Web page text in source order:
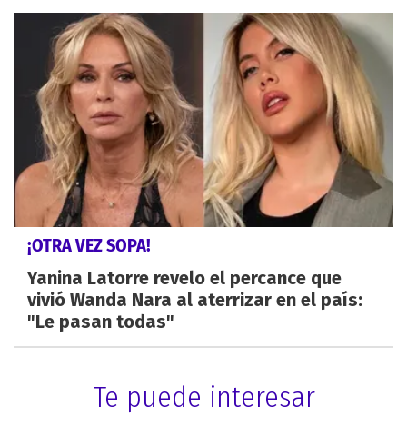
¡OTRA VEZ SOPA!
Yanina Latorre revelo el percance que
vivió Wanda Nara al aterrizar en el país:
"Le pasan todas"
Te puede interesar